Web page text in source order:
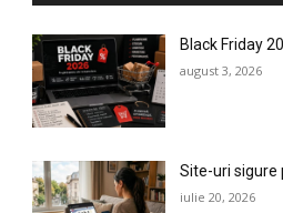
Black Friday
august 3, 2026
Site-uri sigure
iulie 20, 2026